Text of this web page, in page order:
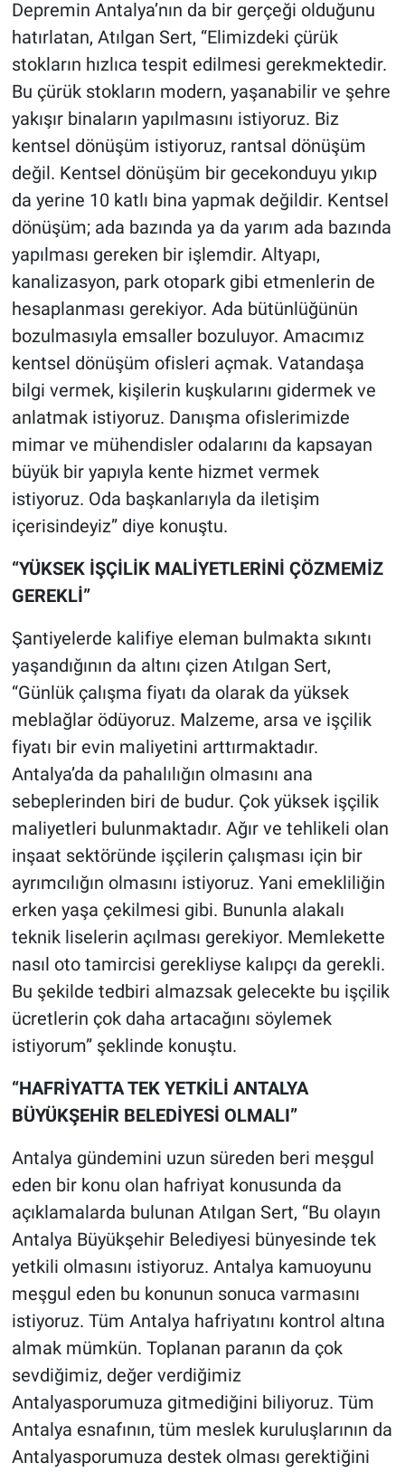
Depremin Antalya’nın da bir gerçeği olduğunu
hatırlatan, Atılgan Sert, “Elimizdeki çürük
stokların hızlıca tespit edilmesi gerekmektedir.
Bu çürük stokların modern, yaşanabilir ve şehre
yakışır binaların yapılmasını istiyoruz. Biz
kentsel dönüşüm istiyoruz, rantsal dönüşüm
değil. Kentsel dönüşüm bir gecekonduyu yıkıp
da yerine 10 katlı bina yapmak değildir. Kentsel
dönüşüm; ada bazında ya da yarım ada bazında
yapılması gereken bir işlemdir. Altyapı,
kanalizasyon, park otopark gibi etmenlerin de
hesaplanması gerekiyor. Ada bütünlüğünün
bozulmasıyla emsaller bozuluyor. Amacımız
kentsel dönüşüm ofisleri açmak. Vatandaşa
bilgi vermek, kişilerin kuşkularını gidermek ve
anlatmak istiyoruz. Danışma ofislerimizde
mimar ve mühendisler odalarını da kapsayan
büyük bir yapıyla kente hizmet vermek
istiyoruz. Oda başkanlarıyla da iletişim
içerisindeyiz” diye konuştu.
“YÜKSEK İŞÇİLİK MALİYETLERİNİ ÇÖZMEMİZ
GEREKLİ”
Şantiyelerde kalifiye eleman bulmakta sıkıntı
yaşandığının da altını çizen Atılgan Sert,
“Günlük çalışma fiyatı da olarak da yüksek
meblağlar ödüyoruz. Malzeme, arsa ve işçilik
fiyatı bir evin maliyetini arttırmaktadır.
Antalya’da da pahalılığın olmasını ana
sebeplerinden biri de budur. Çok yüksek işçilik
maliyetleri bulunmaktadır. Ağır ve tehlikeli olan
inşaat sektöründe işçilerin çalışması için bir
ayrımcılığın olmasını istiyoruz. Yani emekliliğin
erken yaşa çekilmesi gibi. Bununla alakalı
teknik liselerin açılması gerekiyor. Memlekette
nasıl oto tamircisi gerekliyse kalıpçı da gerekli.
Bu şekilde tedbiri almazsak gelecekte bu işçilik
ücretlerin çok daha artacağını söylemek
istiyorum” şeklinde konuştu.
“HAFRİYATTA TEK YETKİLİ ANTALYA
BÜYÜKŞEHİR BELEDİYESİ OLMALI”
Antalya gündemini uzun süreden beri meşgul
eden bir konu olan hafriyat konusunda da
açıklamalarda bulunan Atılgan Sert, “Bu olayın
Antalya Büyükşehir Belediyesi bünyesinde tek
yetkili olmasını istiyoruz. Antalya kamuoyunu
meşgul eden bu konunun sonuca varmasını
istiyoruz. Tüm Antalya hafriyatını kontrol altına
almak mümkün. Toplanan paranın da çok
sevdiğimiz, değer verdiğimiz
Antalyasporumuza gitmediğini biliyoruz. Tüm
Antalya esnafının, tüm meslek kuruluşlarının da
Antalyasporumuza destek olması gerektiğini